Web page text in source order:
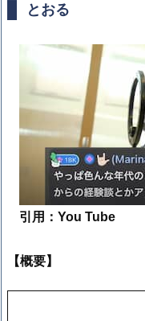
とおる
引用：You Tube
【概要】